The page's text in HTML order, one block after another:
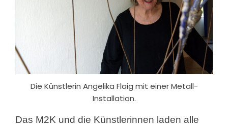
Die Künstlerin Angelika Flaig mit einer Metall-
Installation.
Das M2K und die Künstlerinnen laden alle